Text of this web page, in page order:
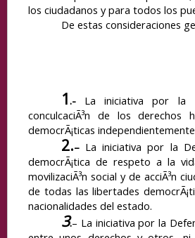
los ciudadanos y para todos los
De estas consideraciones
1.- La iniciativa por la
conculcaciÃ³n de los
democrÃ¡ticas
2.– La iniciativa por la
democrÃ¡tica derespeto a la
movilizaciÃ³n social y de acciÃ³n
de todas las libertades
nacionalidades del estado.
3.– La iniciativa por la